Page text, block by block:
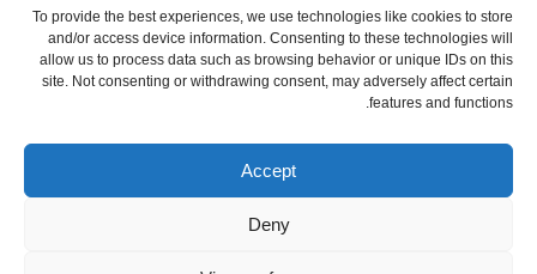
To provide the best experiences, we use technologies like cookies to store
and/or access device information. Consenting to these technologies will
allow us to process data such as browsing behavior or unique IDs on this
site. Not consenting or withdrawing consent, may adversely affect certain
features and functions.
Accept
Deny
على النشرة الإخبارية:
تبرع الآن